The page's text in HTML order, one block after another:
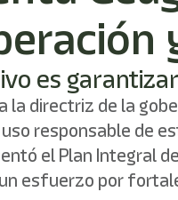
es
la directriz de la
responsable de
el Plan Integral
esfuerzo por